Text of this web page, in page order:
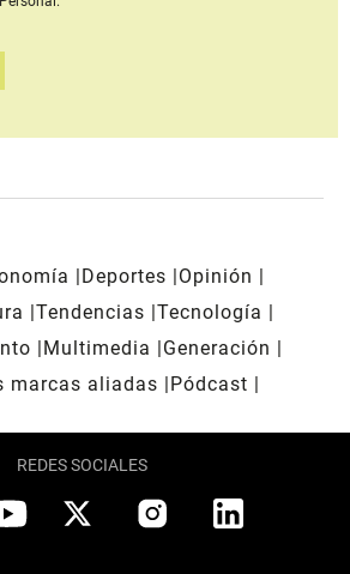
Deportes
Opinión
Tendencias Tecnología
Multimedia
Generación
marcas aliadas
Pódcast
REDES SOCIALES